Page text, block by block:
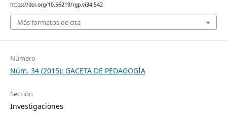
https://doi.org/10.56219/rgp.vi34.542
Más formatos de cita
Número
Núm. 34 (2015): GACETA DE PEDAGOGÍA
Sección
Investigaciones